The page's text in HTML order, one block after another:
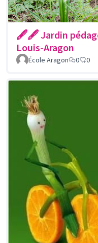
🖋🖋 Jardin
Louis-Aragon
École Aragon 0 0